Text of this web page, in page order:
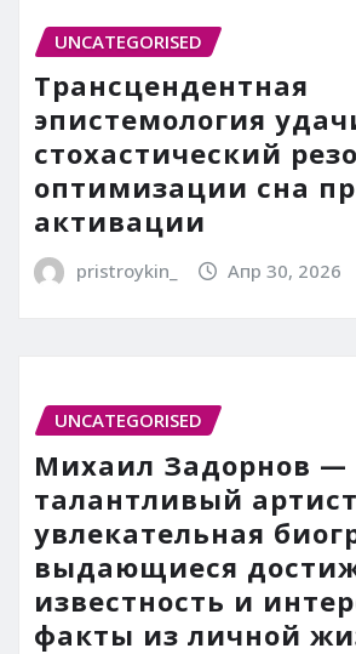
UNCATEGORISED
Трансцендентная
эпистемология
стохастический
оптимизации сна
активации
pristroykin_ Апр 30, 2026
UNCATEGORISED
Михаил Задорнов —
талантливый
увлекательная
выдающиеся
известность и
факты из личной